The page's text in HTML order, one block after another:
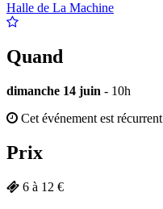
Halle de La Machine
Quand
dimanche 14 juin - 10h
Cet événement est récurrent
Prix
6 à 12 €